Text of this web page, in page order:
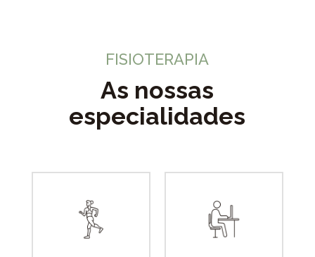
FISIOTERAPIA
As nossas
especialidades